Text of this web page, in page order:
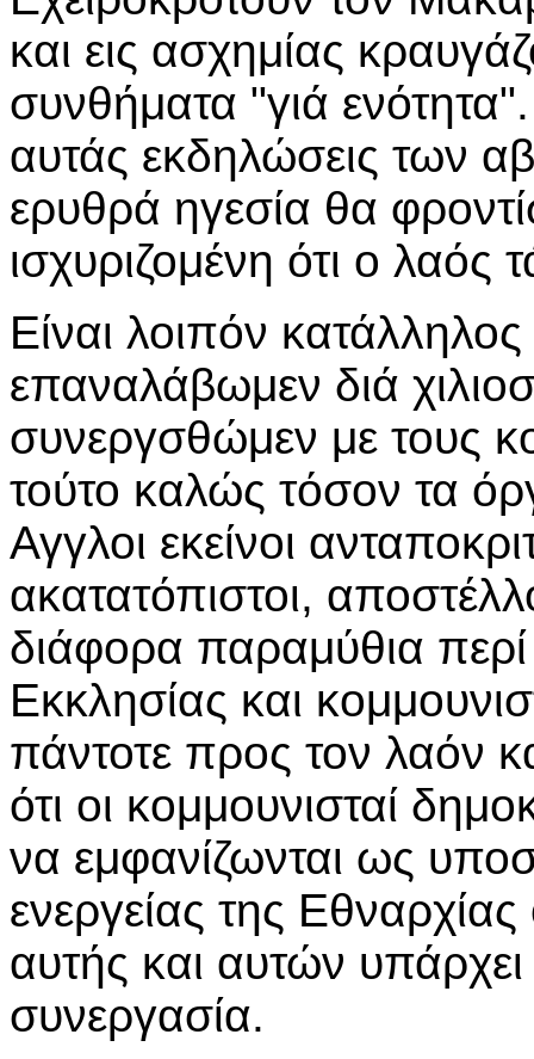
και εις ασχημίας
συνθήματα "γιά
αυτάς εκδηλώσεις των
ερυθρά ηγεσία θα
ισχυριζομένη ότι ο λαός
Είναι λοιπόν
επαναλάβωμεν διά
συνεργσθώμεν με τους
τούτο καλώς τόσον τα
Αγγλοι εκείνοι
ακατατόπιστοι,
διάφορα παραμύθια
Εκκλησίας και
πάντοτε προς τον λαόν
ότι οι κομμουνισταί
να εμφανίζωνται ως
ενεργείας της
αυτής και αυτών
συνεργασία.